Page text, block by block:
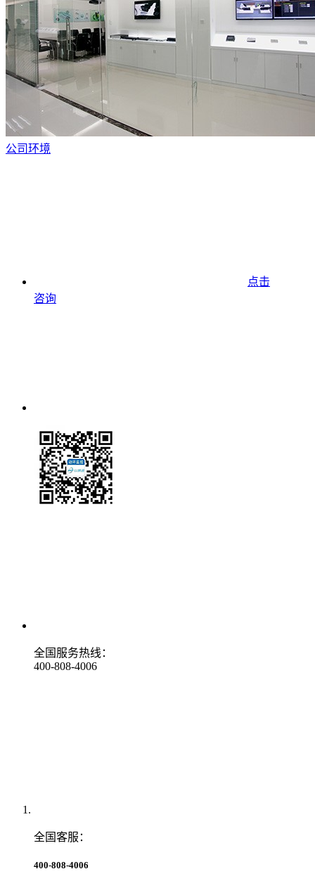
公司环境
点击
咨询
全国服务热线：
400-808-4006
全国客服：
400-808-4006